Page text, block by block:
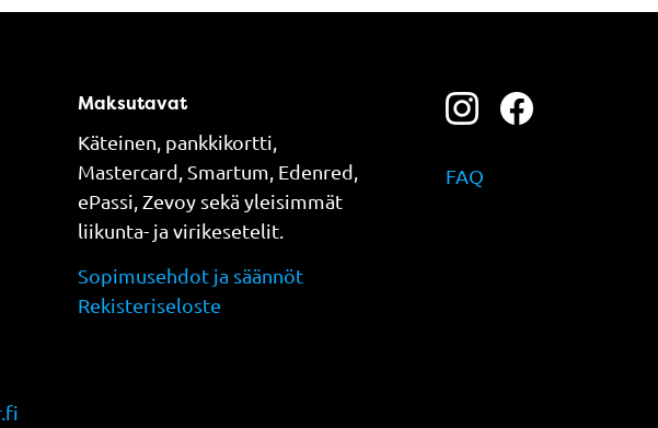
Maksutavat
Käteinen, pankkikortti,
Mastercard, Smartum, Edenred,
ePassi, Zevoy sekä yleisimmät
liikunta- ja virikesetelit.
Sopimusehdot ja säännöt
Rekisteriseloste
FAQ